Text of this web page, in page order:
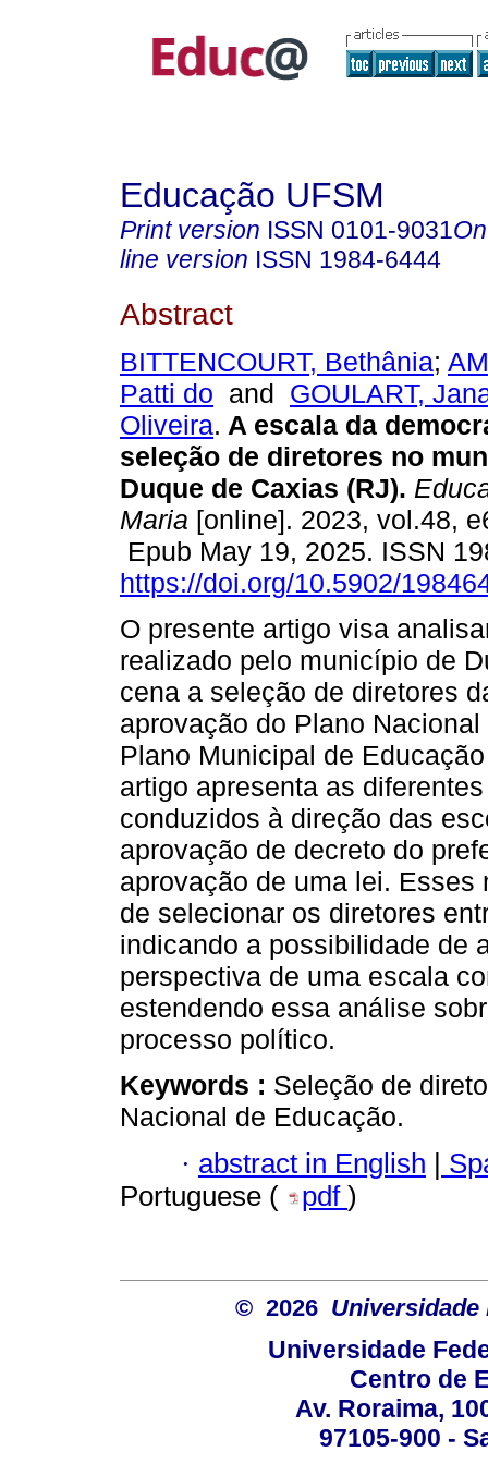
Educação UFSM
Print version ISSN 0101-9031
line version ISSN 1984-6444
Abstract
BITTENCOURT, Bethânia;
Patti do and GOULART,
Oliveira. A escala da
seleção de diretores no
Duque de Caxias (RJ).
Maria [online]. 2023, vol.48,
Epub May 19, 2025. ISSN
https://doi.org/10.5902/
O presente artigo visa
realizado pelo município de
cena a seleção de diretores
aprovação do Plano
Plano Municipal de
artigo apresenta as
conduzidos à direção das
aprovação de decreto do
aprovação de uma lei.
de selecionar os diretores
indicando a possibilidade de
perspectiva de uma escala
estendendo essa análise
processo político.
Keywords : Seleção de
Nacional de Educação.
· abstract in English |
Portuguese (
pdf )
© 2026 Universidade
Universidade
Centro de
Av. Roraima,
97105-900 -